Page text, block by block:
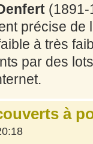
(1891-
précise de
à très
par des
à